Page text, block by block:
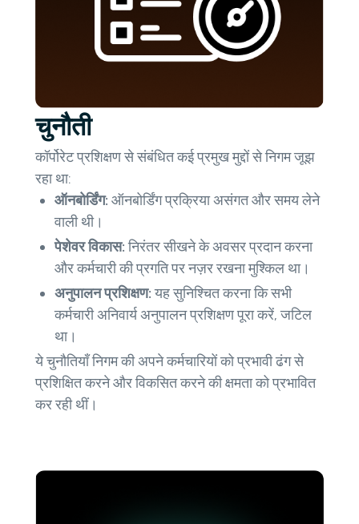
चुनौती
कॉर्पोरेट प्रशिक्षण से संबंधित कई प्रमुख मुद्दों से निगम जूझ
रहा था:
ऑनबोर्डिंग: ऑनबोर्डिंग प्रक्रिया असंगत और समय लेने
वाली थी।
पेशेवर विकास:निरंतर सीखने के अवसर प्रदान करना
और कर्मचारी की प्रगति पर नज़र रखना मुश्किल था।
अनुपालन प्रशिक्षण:यह सुनिश्चित करना कि सभी
कर्मचारी अनिवार्य अनुपालन प्रशिक्षण पूरा करें, जटिल
था।
ये चुनौतियाँ निगम की अपने कर्मचारियों को प्रभावी ढंग से
प्रशिक्षित करने और विकसित करने की क्षमता को प्रभावित
कर रही थीं।